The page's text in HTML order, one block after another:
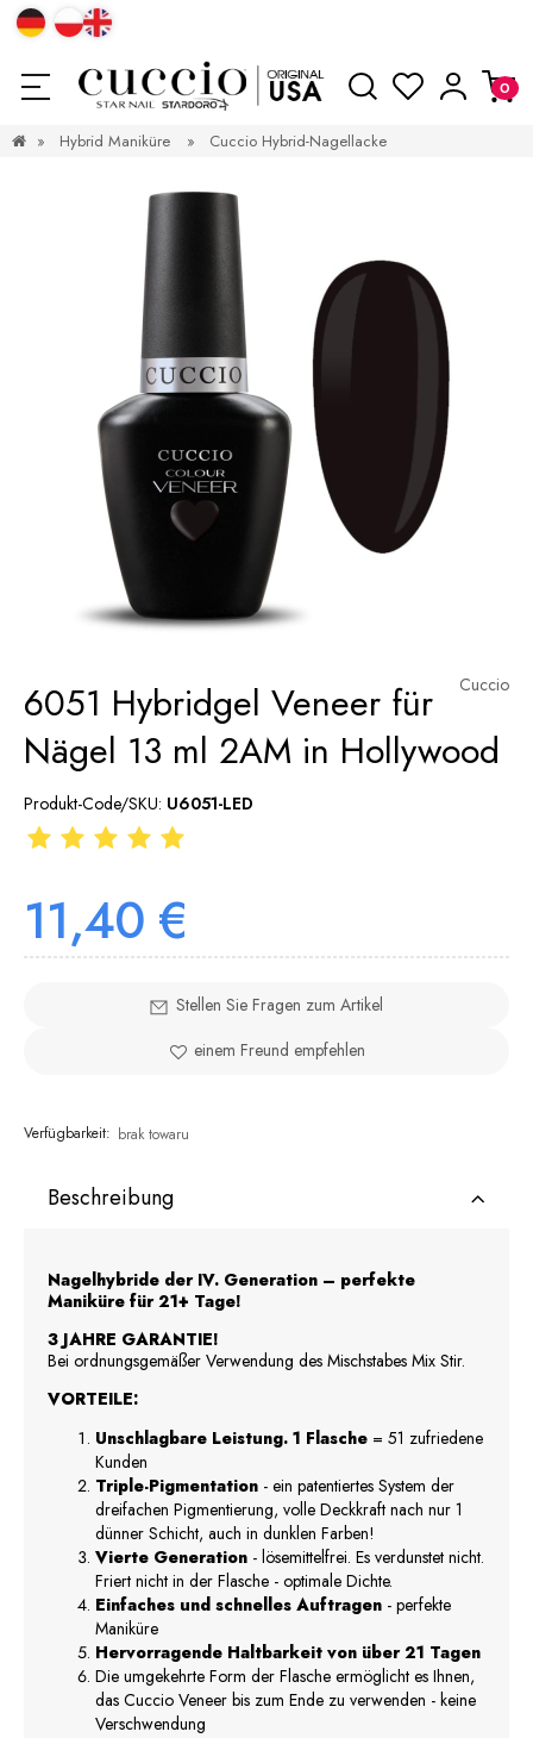
» Hybrid Maniküre » Cuccio Hybrid-Nagellacke
Cuccio
6051 Hybridgel Veneer für
Nägel 13 ml 2AM in Hollywood
Produkt-Code/SKU: U6051-LED
11,40 €
Stellen Sie Fragen zum Artikel
einem Freund empfehlen
Verfügbarkeit: brak towaru
Beschreibung
Nagelhybride der IV. Generation – perfekte
Maniküre für 21+ Tage!
3 JAHRE GARANTIE!
Bei ordnungsgemäßer Verwendung des Mischstabes Mix Stir.
VORTEILE:
Unschlagbare Leistung. 1 Flasche = 51 zufriedene
Kunden
Triple-Pigmentation - ein patentiertes System der
dreifachen Pigmentierung, volle Deckkraft nach nur 1
dünner Schicht, auch in dunklen Farben!
Vierte Generation - lösemittelfrei. Es verdunstet nicht.
Friert nicht in der Flasche - optimale Dichte.
Einfaches und schnelles Auftragen - perfekte
Maniküre
Hervorragende Haltbarkeit von über 21 Tagen
Die umgekehrte Form der Flasche ermöglicht es Ihnen,
das Cuccio Veneer bis zum Ende zu verwenden - keine
Verschwendung